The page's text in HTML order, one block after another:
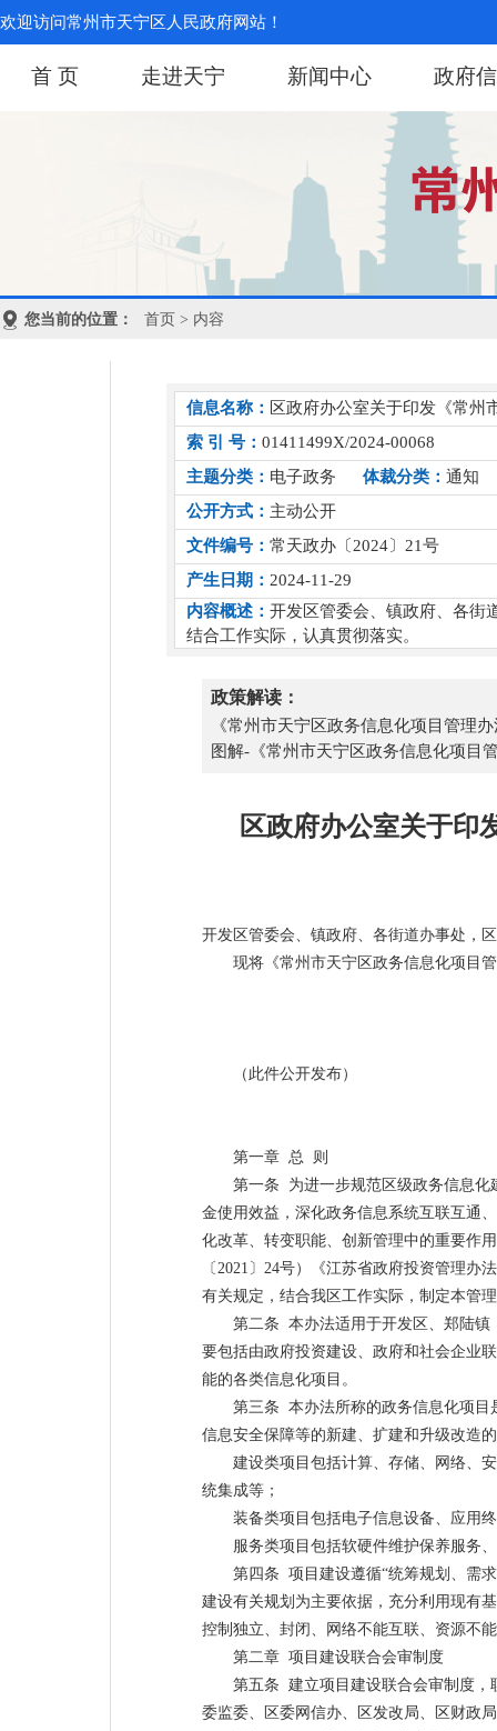
欢迎访问常州市天宁区人民政府网站！
首 页 走进天宁 新闻中心 政府
您当前的位置： 首页 > 内容
信息名称： 区政府办公室关于印发《常州
索 引 号： 01411499X/2024-00068
主题分类： 电子政务 体裁分类： 通知
公开方式： 主动公开
文件编号： 常天政办〔2024〕21号
产生日期： 2024-11-29
内容概述： 开发区管委会、镇政府、各街
结合工作实际，认真贯彻落实。
政策解读：
《常州市天宁区政务信息化项目管理
图解-《常州市天宁区政务信息化项目
区政府办公室关于印
开发区管委会、镇政府、各街道办事处，
现将《常州市天宁区政务信息化项目
（此件公开发布）
第一章 总 则
第一条 为进一步规范区级政务信息化
金使用效益，深化政务信息系统互联互通
化改革、转变职能、创新管理中的重要作
〔2021〕24号）《江苏省政府投资管理办
有关规定，结合我区工作实际，制定本管
第二条 本办法适用于开发区、郑陆镇
要包括由政府投资建设、政府和社会企业
能的各类信息化项目。
第三条 本办法所称的政务信息化项目
信息安全保障等的新建、扩建和升级改造
建设类项目包括计算、存储、网络、
统集成等；
装备类项目包括电子信息设备、应用
服务类项目包括软硬件维护保养服务
第四条 项目建设遵循“统筹规划、需
建设有关规划为主要依据，充分利用现有
控制独立、封闭、网络不能互联、资源不
第二章 项目建设联合会审制度
第五条 建立项目建设联合会审制度，
委监委、区委网信办、区发改局、区财政